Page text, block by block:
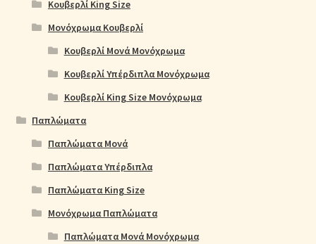
Κουβερλί King Size
Μονόχρωμα Κουβερλί
Κουβερλί Μονά Μονόχρωμα
Κουβερλί Υπέρδιπλα Μονόχρωμα
Κουβερλί King Size Μονόχρωμα
Παπλώματα
Παπλώματα Μονά
Παπλώματα Υπέρδιπλα
Παπλώματα King Size
Μονόχρωμα Παπλώματα
Παπλώματα Μονά Μονόχρωμα